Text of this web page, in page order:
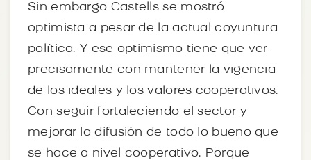
Sin embargo Castells se mostró
optimista a pesar de la actual coyuntura
política. Y ese optimismo tiene que ver
precisamente con mantener la vigencia
de los ideales y los valores cooperativos.
Con seguir fortaleciendo el sector y
mejorar la difusión de todo lo bueno que
se hace a nivel cooperativo. Porque